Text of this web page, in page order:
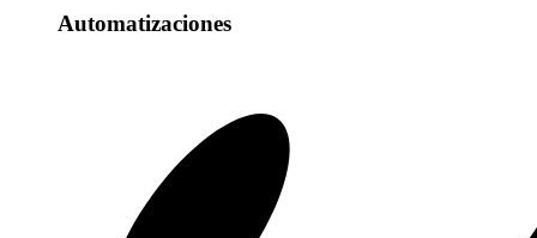
Automatizaciones